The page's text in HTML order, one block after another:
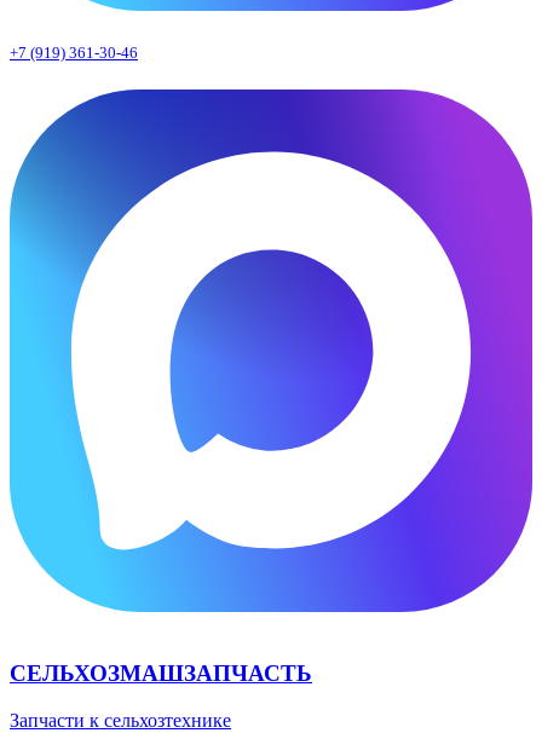
+7 (919) 361-30-46
СЕЛЬХОЗМАШЗАПЧАСТЬ
Запчасти к сельхозтехнике